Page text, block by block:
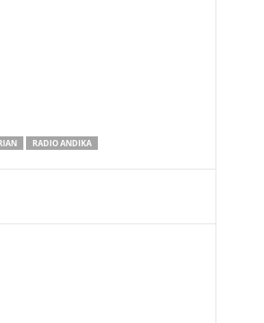
RADIO ANDIKA